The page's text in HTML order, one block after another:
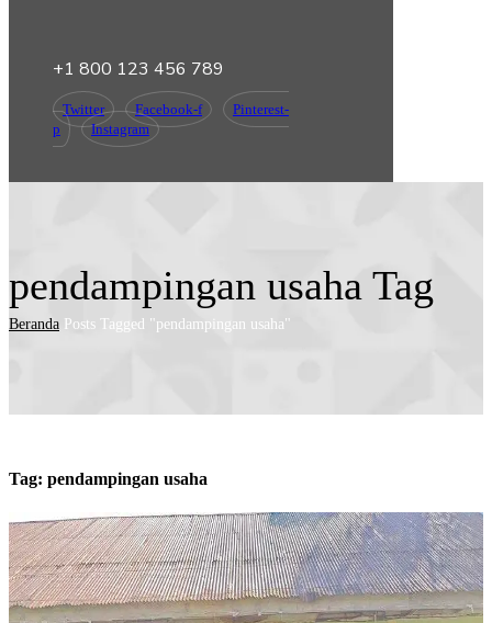
+1 800 123 456 789
Twitter Facebook-f
Pinterest-
p
Instagram
pendampingan usaha Tag
Beranda Posts Tagged "pendampingan usaha"
Tag: pendampingan usaha